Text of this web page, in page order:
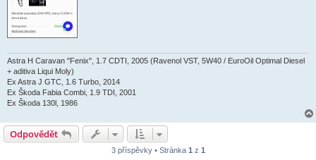
Astra H Caravan "Fenix", 1.7 CDTI, 2005 (Ravenol VST, 5W40 / EuroOil Optimal Diesel
+ aditiva Liqui Moly)
Ex Astra J GTC, 1.6 Turbo, 2014
Ex Škoda Fabia Combi, 1.9 TDI, 2001
Ex Škoda 130l, 1986
Odpovědět
3 příspěvky • Stránka 1 z 1